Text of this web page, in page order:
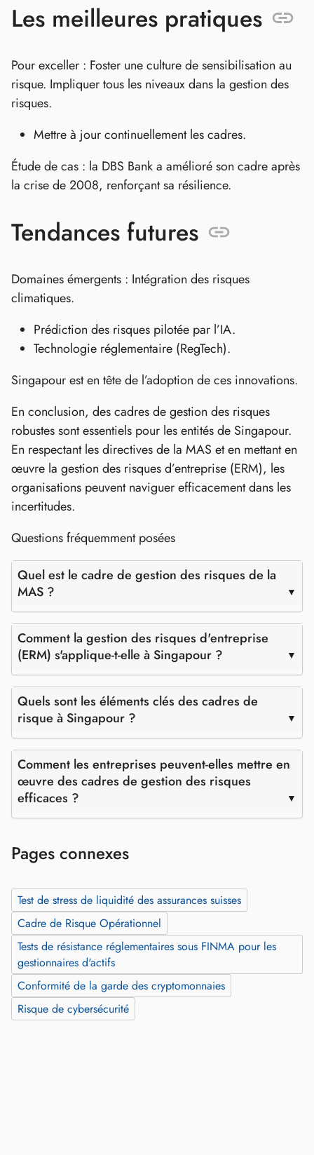
Les meilleures pratiques
Pour exceller : Foster une culture de sensibilisation au
risque. Impliquer tous les niveaux dans la gestion des
risques.
Mettre à jour continuellement les cadres.
Étude de cas : la DBS Bank a amélioré son cadre après
la crise de 2008, renforçant sa résilience.
Tendances futures
Domaines émergents : Intégration des risques
climatiques.
Prédiction des risques pilotée par l’IA.
Technologie réglementaire (RegTech).
Singapour est en tête de l’adoption de ces innovations.
En conclusion, des cadres de gestion des risques
robustes sont essentiels pour les entités de Singapour.
En respectant les directives de la MAS et en mettant en
œuvre la gestion des risques d’entreprise (ERM), les
organisations peuvent naviguer efficacement dans les
incertitudes.
Questions fréquemment posées
Quel est le cadre de gestion des risques de la
MAS ?
Comment la gestion des risques d'entreprise
(ERM) s'applique-t-elle à Singapour ?
Quels sont les éléments clés des cadres de
risque à Singapour ?
Comment les entreprises peuvent-elles mettre en
œuvre des cadres de gestion des risques
efficaces ?
Pages connexes
Test de stress de liquidité des assurances suisses
Cadre de Risque Opérationnel
Tests de résistance réglementaires sous FINMA pour les
gestionnaires d'actifs
Conformité de la garde des cryptomonnaies
Risque de cybersécurité